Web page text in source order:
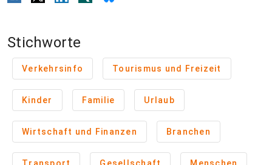
Stichworte
Verkehrsinfo Tourismus und Freizeit
Kinder Familie Urlaub
Wirtschaft und Finanzen Branchen